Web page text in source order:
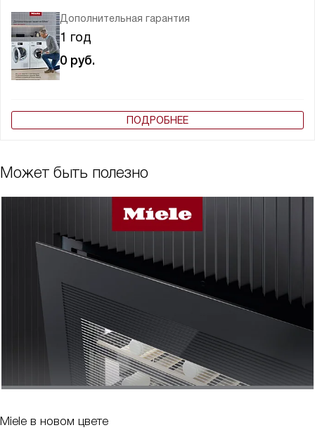
Дополнительная гарантия
1 год
0 руб.
ПОДРОБНЕЕ
Может быть полезно
Miele в новом цвете